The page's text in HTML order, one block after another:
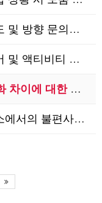
: Asking for Direct…
: Booking Tours a…
처법 : Understandin…
하기 : Resolving Issu…